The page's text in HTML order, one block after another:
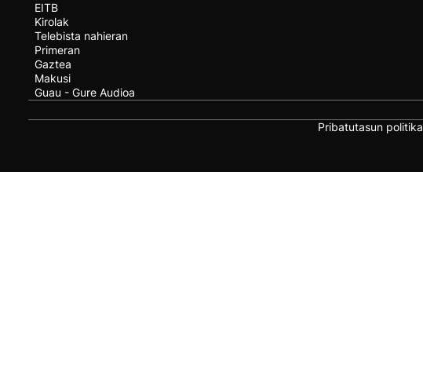
EITB
Kirolak
Telebista nahieran
Primeran
Gaztea
Makusi
Guau - Gure Audioa
Pribatutasun politika